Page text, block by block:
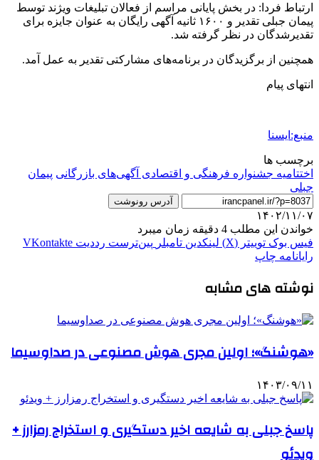
ارتباط فردا: در بخش پایانی مراسم از فعالان تبلیغات ویژند توسط
پیمان جبلی تقدیر و ۱۶۰۰ ثانیه آگهی رایگان به عنوان جایزه برای
تقدیرشدگان در نظر گرفته شد.
همچنین از برگزیدگان در برنامه‌های مشارکتی تقدیر به عمل آمد.
انتهای پیام
منبع:ایسنا
برچسب ها
اختتامیه جشنواره فرهنگی و اقتصادی آگهی‌های بازرگانی پیمان
جبلی
آدرس رونوشت
۱۴۰۲/۱۱/۰۷
خواندن این مطلب 4 دقیقه زمان میبرد
فیس بوک توییتر (X) لینکدین ‫تامبلر ‫پین‌ترست ‫رددیت ‫VKontakte
رایانامه چاپ
نوشته های مشابه
«هوشنگ»؛ اولین مجری هوش مصنوعی در صداوسیما
۱۴۰۳/۰۹/۱۱
پاسخ جبلی به شایعه اخیر دستگیری و استخراج رمزارز +
ویدئو